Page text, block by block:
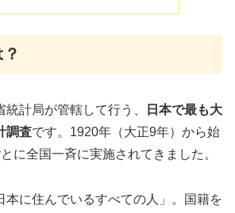
計局が管轄して行う、
日本で最も大
調査です。1920年（大正9年）から始
に全国一斉に実施されてきました。
本に住んでいるすべての人」。国籍を